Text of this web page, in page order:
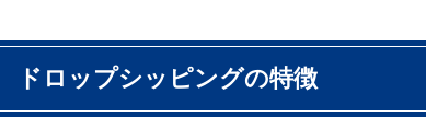
ドロップシッピングの特徴